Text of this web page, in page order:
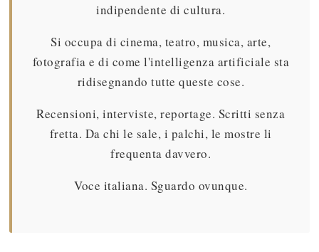
indipendente di cultura.
Si occupa di cinema, teatro, musica, arte,
fotografia e di come l'intelligenza artificiale sta
ridisegnando tutte queste cose.
Recensioni, interviste, reportage. Scritti senza
fretta. Da chi le sale, i palchi, le mostre li
frequenta davvero.
Voce italiana. Sguardo ovunque.